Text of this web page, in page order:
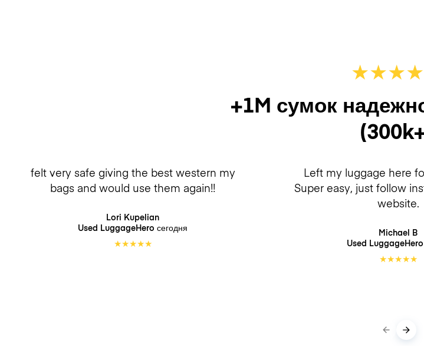
★★★★
+1M сумок
felt very safe giving the best western my
bags and would use them again!!
Lori Kupelian
Used LuggageHero сегодня
★★★★★
Left my luggage here
Super easy, just follow
website.
Michael B
Used LuggageHero
★★★★★